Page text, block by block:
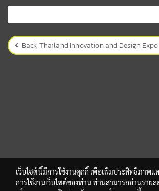
Back, Thailand Innovation and Design Expo
เว็บไซต์นี้มีการใช้งานคุกกี้ เพื่อเพิ่มประสิทธิภาพ
การใช้งานเว็บไซต์ของท่าน ท่านสามารถอ่านรายล